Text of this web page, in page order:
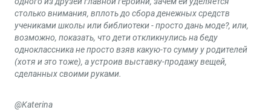
столько внимания, вплоть до сбора денежных средств
учениками школы или библиотеки - просто дань моде?, или,
возможно, показать, что дети откликнулись на беду
одноклассника не просто взяв какую-то сумму у родителей
(хотя и это тоже), а устроив выставку-продажу вещей,
сделанных своими руками.
@Katerina